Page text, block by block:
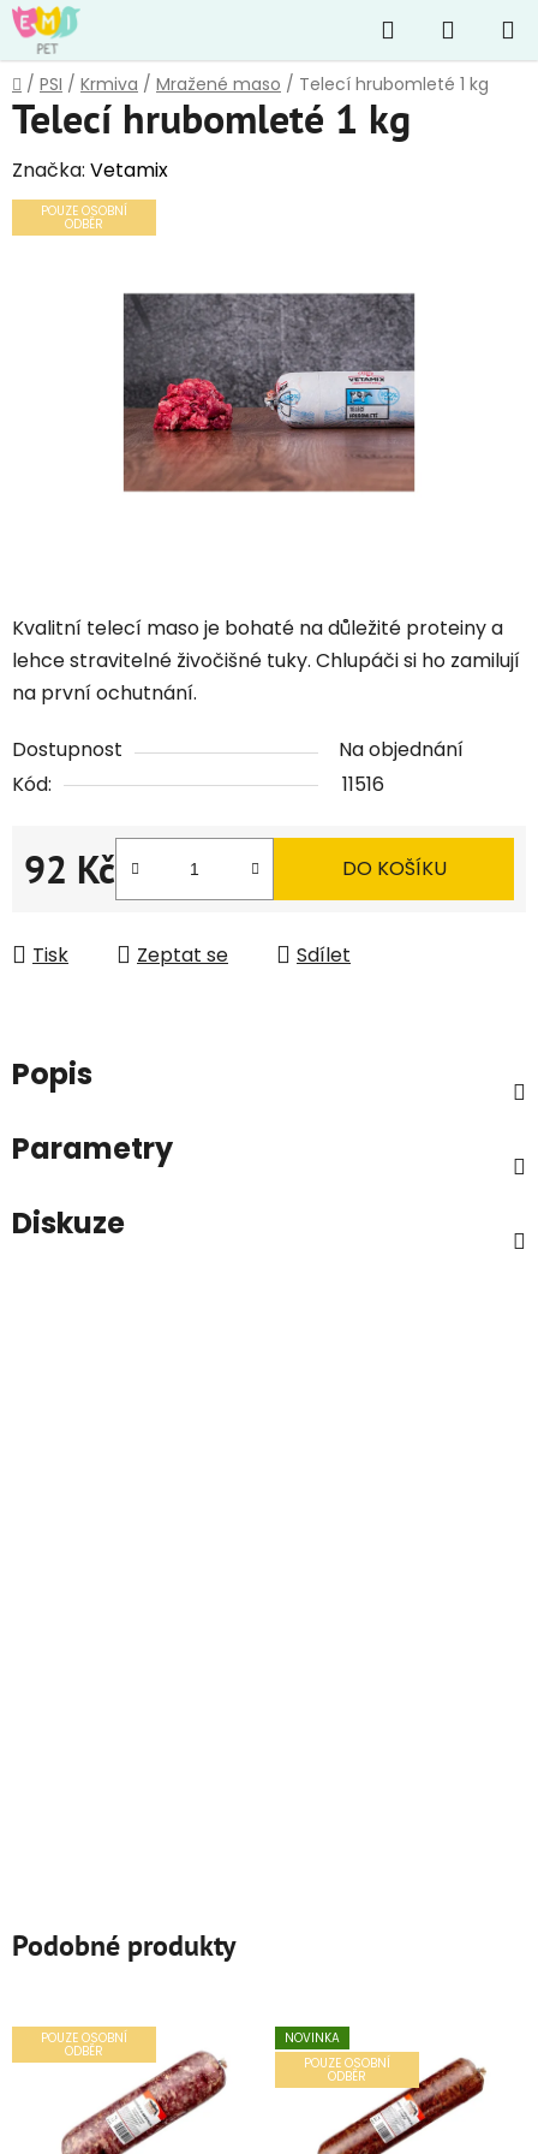
Přejít
na
obsah
Hledat
KOŠÍK
Domů
/ PSI / Krmiva / Mražené maso / Telecí hrubomleté 1 kg
Kvalitní telecí maso je bohaté na důležité proteiny a
lehce stravitelné živočišné tuky. Chlupáči si ho zamilují
na první ochutnání.
Dostupnost
Na objednání
Kód:
11516
92 Kč
Měrná cena:
DO KOŠÍKU
Tisk Zeptat se Sdílet
Telecí hrubomleté 1 kg
Značka: Vetamix
POUZE OSOBNÍ
ODBĚR
Popis
Parametry
Diskuze
Podobné produkty
POUZE OSOBNÍ
ODBĚR
NOVINKA
POUZE OSOBNÍ
ODBĚR